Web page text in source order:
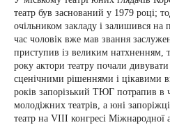
театр був заснований у 1979 році;
очільником закладу і залишився на
час чоловік вже мав звання
приступив із великим
року актори театру почали
сценічними рішеннями і цікавими
років запорізький ТЮГ потрапив в
молодіжних театрів, а юні
театр на VІІІ конгресі Міжнародної